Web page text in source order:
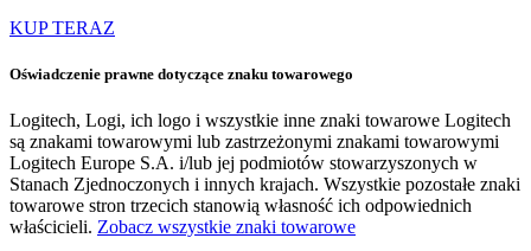
KUP TERAZ
Oświadczenie prawne dotyczące znaku towarowego
Logitech, Logi, ich logo i wszystkie inne znaki towarowe Logitech
są znakami towarowymi lub zastrzeżonymi znakami towarowymi
Logitech Europe S.A. i/lub jej podmiotów stowarzyszonych w
Stanach Zjednoczonych i innych krajach. Wszystkie pozostałe znaki
towarowe stron trzecich stanowią własność ich odpowiednich
właścicieli. Zobacz wszystkie znaki towarowe